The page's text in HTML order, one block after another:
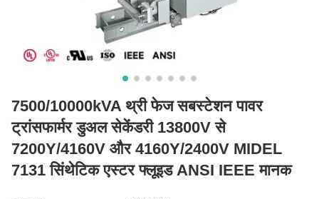
7500/10000kVA थ्री फेज सबस्टेशन पावर
ट्रांसफार्मर डुअल सेकेंडरी 13800V से
7200Y/4160V और 4160Y/2400V MIDEL
7131 सिंथेटिक एस्टर फ्लूइड ANSI IEEE मानक